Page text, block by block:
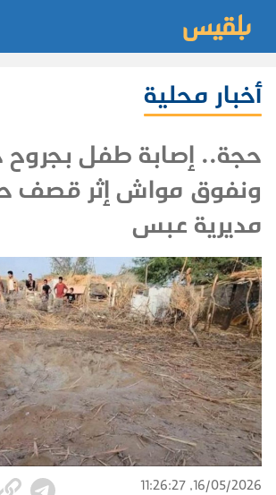
أخبار محلية
حجة.. إصابة طفل بجروح
ونفوق مواش إثر قصف
مديرية عبس
16/05/2026, 11:26:27